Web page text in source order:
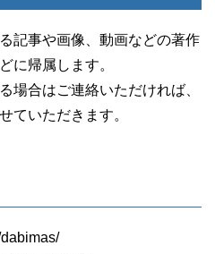
記事や画像、動画などの著作
に帰属します。
場合はご連絡いただければ、
ていただきます。